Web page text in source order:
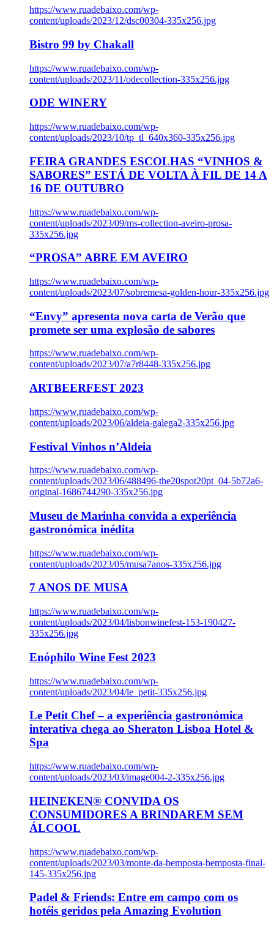
https://www.ruadebaixo.com/wp-
content/uploads/2023/12/dsc00304-335x256.jpg
Bistro 99 by Chakall
https://www.ruadebaixo.com/wp-
content/uploads/2023/11/odecollection-335x256.jpg
ODE WINERY
https://www.ruadebaixo.com/wp-
content/uploads/2023/10/tp_tl_640x360-335x256.jpg
FEIRA GRANDES ESCOLHAS “VINHOS &
SABORES” ESTÁ DE VOLTA À FIL DE 14 A
16 DE OUTUBRO
https://www.ruadebaixo.com/wp-
content/uploads/2023/09/ms-collection-aveiro-prosa-
335x256.jpg
“PROSA” ABRE EM AVEIRO
https://www.ruadebaixo.com/wp-
content/uploads/2023/07/sobremesa-golden-hour-335x256.jpg
“Envy” apresenta nova carta de Verão que
promete ser uma explosão de sabores
https://www.ruadebaixo.com/wp-
content/uploads/2023/07/a7r8448-335x256.jpg
ARTBEERFEST 2023
https://www.ruadebaixo.com/wp-
content/uploads/2023/06/aldeia-galega2-335x256.jpg
Festival Vinhos n’Aldeia
https://www.ruadebaixo.com/wp-
content/uploads/2023/06/488496-the20spot20pt_04-5b72a6-
original-1686744290-335x256.jpg
Museu de Marinha convida a experiência
gastronómica inédita
https://www.ruadebaixo.com/wp-
content/uploads/2023/05/musa7anos-335x256.jpg
7 ANOS DE MUSA
https://www.ruadebaixo.com/wp-
content/uploads/2023/04/lisbonwinefest-153-190427-
335x256.jpg
Enóphilo Wine Fest 2023
https://www.ruadebaixo.com/wp-
content/uploads/2023/04/le_petit-335x256.jpg
Le Petit Chef – a experiência gastronómica
interativa chega ao Sheraton Lisboa Hotel &
Spa
https://www.ruadebaixo.com/wp-
content/uploads/2023/03/image004-2-335x256.jpg
HEINEKEN® CONVIDA OS
CONSUMIDORES A BRINDAREM SEM
ÁLCOOL
https://www.ruadebaixo.com/wp-
content/uploads/2023/03/monte-da-bemposta-bemposta-final-
145-335x256.jpg
Padel & Friends: Entre em campo com os
hotéis geridos pela Amazing Evolution